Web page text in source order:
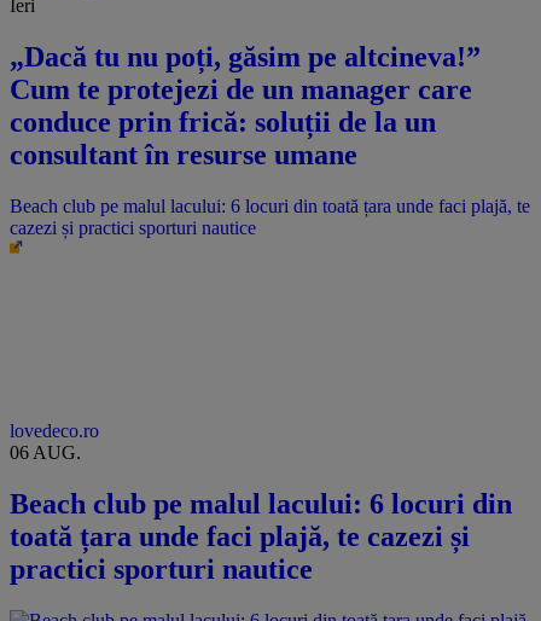
Ieri
„Dacă tu nu poți, găsim pe altcineva!”
Cum te protejezi de un manager care
conduce prin frică: soluții de la un
consultant în resurse umane
Beach club pe malul lacului: 6 locuri din toată țara unde faci plajă, te
cazezi și practici sporturi nautice
lovedeco.ro
06 AUG.
Beach club pe malul lacului: 6 locuri din
toată țara unde faci plajă, te cazezi și
practici sporturi nautice